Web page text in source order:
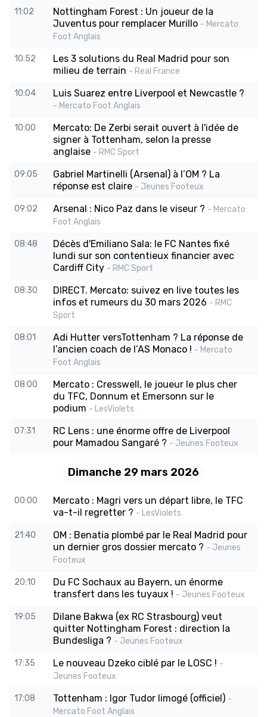
11:02
Nottingham Forest : Un joueur de la
Juventus pour remplacer Murillo - Mercato
Foot Anglais
10:52
Les 3 solutions du Real Madrid pour son
milieu de terrain - Real France
10:04 Luis Suarez entre Liverpool et Newcastle ?
- Mercato Foot Anglais
10:00
Mercato: De Zerbi serait ouvert à l'idée de
signer à Tottenham, selon la presse
anglaise - RMC Sport
09:05
Gabriel Martinelli (Arsenal) à l’OM ? La
réponse est claire - Jeunes Footeux
09:02 Arsenal : Nico Paz dans le viseur ? - Mercato
Foot Anglais
08:48
Décès d'Emiliano Sala: le FC Nantes fixé
lundi sur son contentieux financier avec
Cardiff City - RMC Sport
08:30
DIRECT. Mercato: suivez en live toutes les
infos et rumeurs du 30 mars 2026 - RMC
Sport
08:01
Adi Hutter versTottenham ? La réponse de
l’ancien coach de l’AS Monaco ! - Mercato
Foot Anglais
08:00
Mercato : Cresswell, le joueur le plus cher
du TFC, Donnum et Emersonn sur le
podium - LesViolets
07:31
RC Lens : une énorme offre de Liverpool
pour Mamadou Sangaré ? - Jeunes Footeux
Dimanche 29 mars 2026
00:00
Mercato : Magri vers un départ libre, le TFC
va-t-il regretter ? - LesViolets
21:40
OM : Benatia plombé par le Real Madrid pour
un dernier gros dossier mercato ? - Jeunes
Footeux
20:10
Du FC Sochaux au Bayern, un énorme
transfert dans les tuyaux ! - Jeunes Footeux
19:05
Dilane Bakwa (ex RC Strasbourg) veut
quitter Nottingham Forest : direction la
Bundesliga ? - Jeunes Footeux
17:35 Le nouveau Dzeko ciblé par le LOSC ! -
Jeunes Footeux
17:08 Tottenham : Igor Tudor limogé (officiel) -
Mercato Foot Anglais